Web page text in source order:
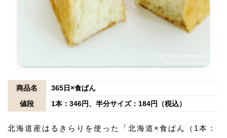
商品名
365日×食ぱん
値段
1本：346円、半分サイズ：184円（税込）
北海道産はるきらりを使った「北海道×食ぱん（1本：